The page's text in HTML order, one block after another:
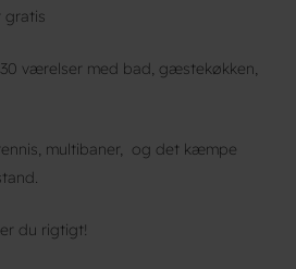
gratis
værelser med bad, gæstekøkken,
multibaner, og det kæmpe
du rigtigt!